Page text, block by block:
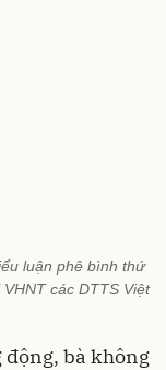
luận phê bình thứ
các DTTS Việt
bà không